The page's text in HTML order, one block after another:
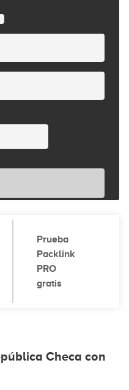
Prueba
Packlink
PRO
gratis
Checa con